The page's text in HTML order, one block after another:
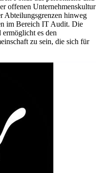
offenen Unternehmenskultur
Abteilungsgrenzen hinweg
im Bereich IT Audit. Die
es den
zu sein, die sich für